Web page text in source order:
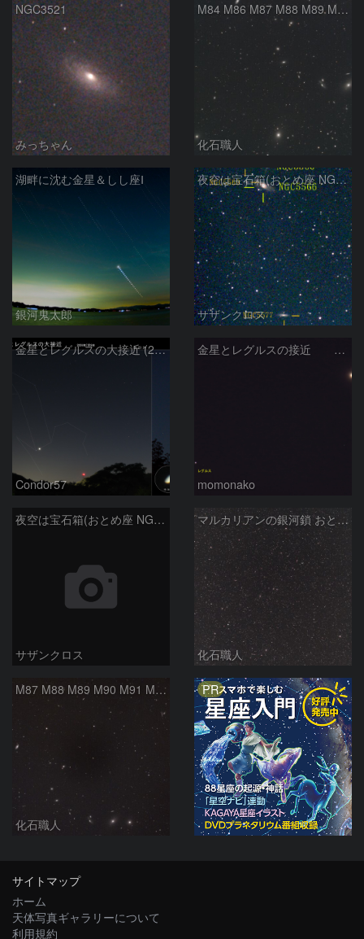
NGC3521
みっちゃん
M84 M86 M87 M88 M89 M90 M91 マルカリアンの銀河鎖 おとめ座 かみのけ座
化石職人
湖畔に沈む金星＆しし座Ⅰ
銀河鬼太郎
夜空は宝石箱(おとめ座 NGC5566) Seestar50
サザンクロス
金星とレグルスの大接近 (2026/07/09)
Condor57
金星とレグルスの接近 260709
momonako
夜空は宝石箱(おとめ座 NGC5746) Seestar50
サザンクロス
マルカリアンの銀河鎖 おとめ座・ かみのけ座の銀河
化石職人
M87 M88 M89 M90 M91 M100 マルカリアンの銀河鎖 おとめ座 かみのけ座
化石職人
PR
サイトマップ
ホーム
天体写真ギャラリーについて
利用規約